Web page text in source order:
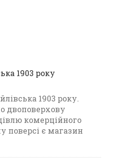
1903 року
1903 року.
двоповерхову
комерційного
є магазин